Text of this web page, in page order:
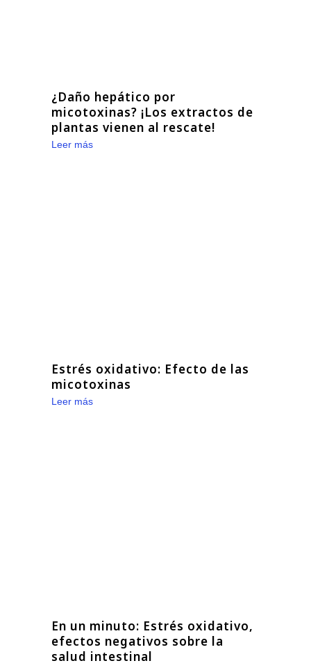
¿Daño hepático por
micotoxinas? ¡Los extractos de
plantas vienen al rescate!
Leer más
Estrés oxidativo: Efecto de las
micotoxinas
Leer más
En un minuto: Estrés oxidativo,
efectos negativos sobre la
salud intestinal